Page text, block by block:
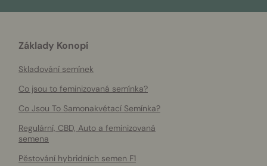
Základy Konopí
Skladování semínek
Co jsou to feminizovaná semínka?
Co Jsou To Samonakvétací Semínka?
Regulární, CBD, Auto a feminizovaná
semena
Pěstování hybridních semen F1